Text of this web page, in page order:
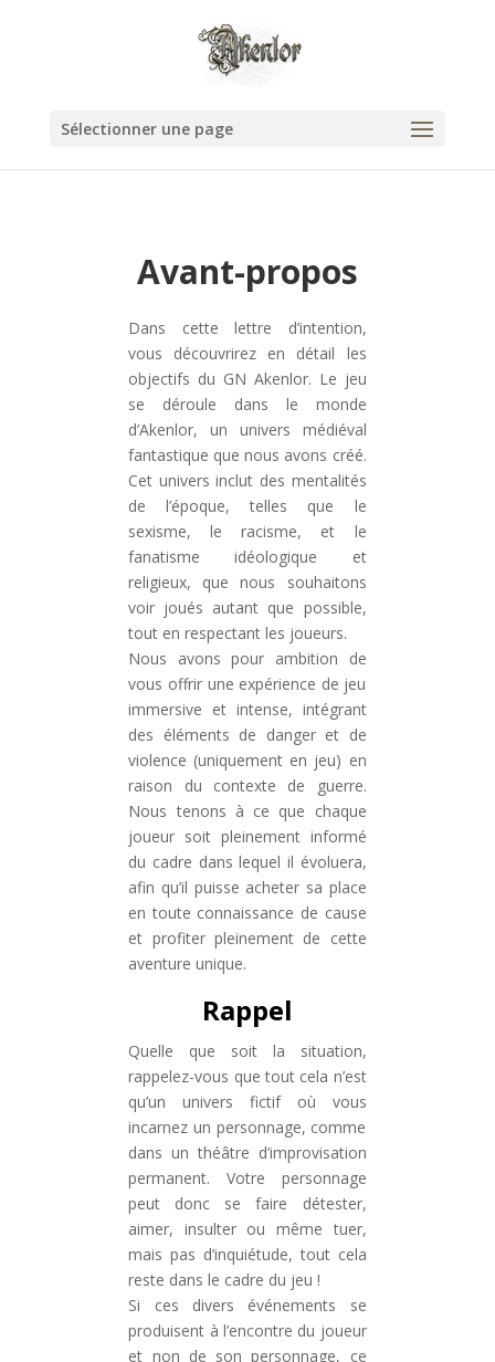
Sélectionner une page
Avant-propos
Dans cette lettre d’intention,
vous découvrirez en détail les
objectifs du GN Akenlor. Le jeu
se déroule dans le monde
d’Akenlor, un univers médiéval
fantastique que nous avons créé.
Cet univers inclut des mentalités
de l’époque, telles que le
sexisme, le racisme, et le
fanatisme idéologique et
religieux, que nous souhaitons
voir joués autant que possible,
tout en respectant les joueurs.
Nous avons pour ambition de
vous offrir une expérience de jeu
immersive et intense, intégrant
des éléments de danger et de
violence (uniquement en jeu) en
raison du contexte de guerre.
Nous tenons à ce que chaque
joueur soit pleinement informé
du cadre dans lequel il évoluera,
afin qu’il puisse acheter sa place
en toute connaissance de cause
et profiter pleinement de cette
aventure unique.
Rappel
Quelle que soit la situation,
rappelez-vous que tout cela n’est
qu’un univers fictif où vous
incarnez un personnage, comme
dans un théâtre d’improvisation
permanent. Votre personnage
peut donc se faire détester,
aimer, insulter ou même tuer,
mais pas d’inquiétude, tout cela
reste dans le cadre du jeu !
Si ces divers événements se
produisent à l’encontre du joueur
et non de son personnage, ce